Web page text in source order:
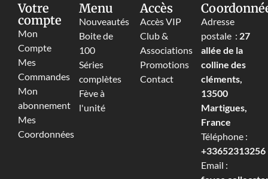
Votre
compte
Mon
Compte
Mes
Commandes
Mon
abonnement
Mes
Coordonnées
Menu
Nouveautés
Boite de
100
Séries
complètes
Fève à
l'unité
Accès
Accès VIP
Club &
Associations
Promotions
Contact
Adresse
postale : 27
allée de la
colline des
cléments,
13500
Martigues,
France
Téléphone :
+33652313256‬
Email :